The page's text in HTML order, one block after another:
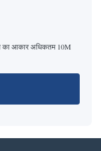
आकार अधिकतम 10M